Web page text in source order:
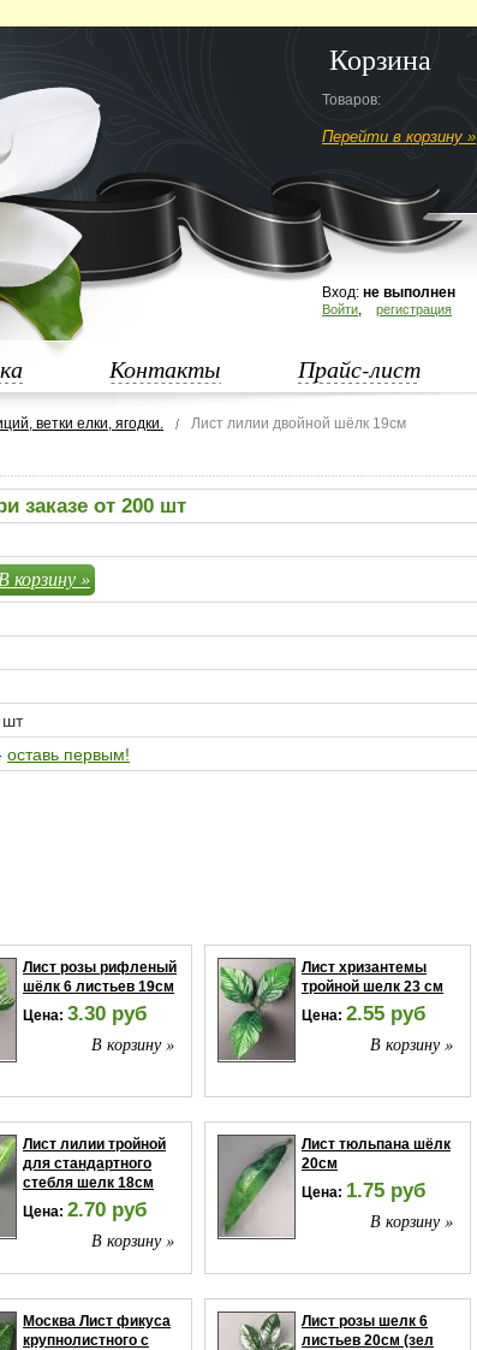
Корзина
Товаров:
Перейти в корзину »
Вход: не выполнен
Войти, регистрация
Контакты Прайс-лист
ветки елки, ягодки. Лист лилии двойной шёлк 19см
заказе от 200 шт
В корзину »
шт
оставь первым!
Лист розы рифленый
шёлк 6 листьев 19см
Цена: 3.30 руб
В корзину »
Лист хризантемы
тройной шелк 23 см
Цена: 2.55 руб
В корзину »
Лист лилии тройной
для стандартного
стебля шелк 18см
Цена: 2.70 руб
В корзину »
Лист тюльпана шёлк
20см
Цена: 1.75 руб
В корзину »
Москва Лист фикуса
крупнолистного с
Лист розы шелк 6
листьев 20см (зел